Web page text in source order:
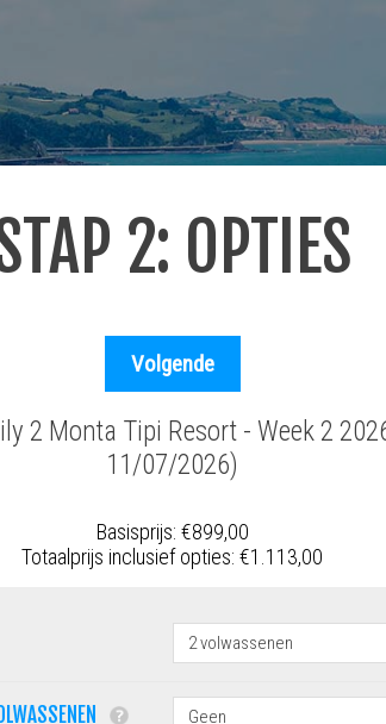
2: OPTIES
2 Monta Tipi Resort - Week 2
11/07/2026)
Basisprijs: €899,00
Totaalprijs inclusief opties:€1.113,00